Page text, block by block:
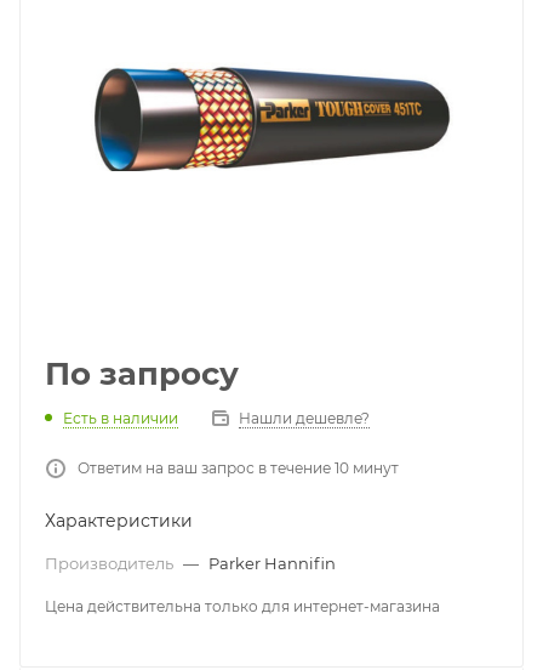
По запросу
Есть в наличии Нашли дешевле?
Ответим на ваш запрос в течение 10 минут
Характеристики
Производитель — Parker Hannifin
Цена действительна только для интернет-магазина